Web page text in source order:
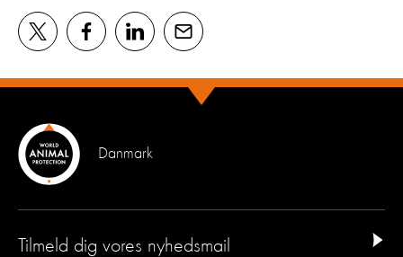
Danmark
Tilmeld dig vores nyhedsmail